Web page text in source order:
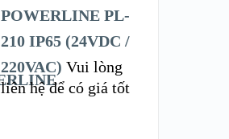
POWERLINE PL-
210 IP65 (24VDC /
220VAC) Vui lòng
liên hệ để có giá tốt